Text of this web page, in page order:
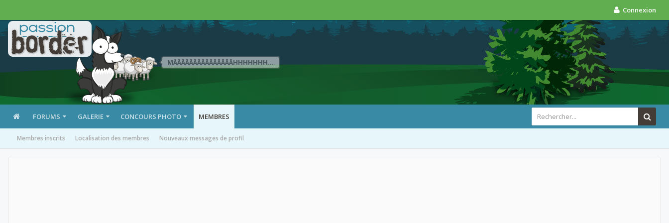
Connexion
MÄÄÄÄÄÄÄÄÄÄÄÄÄÄÄHHHHHHH...
FORUMS GALERIE CONCOURS PHOTO MEMBRES
Membres inscrits Localisation des membres Nouveaux messages de profil